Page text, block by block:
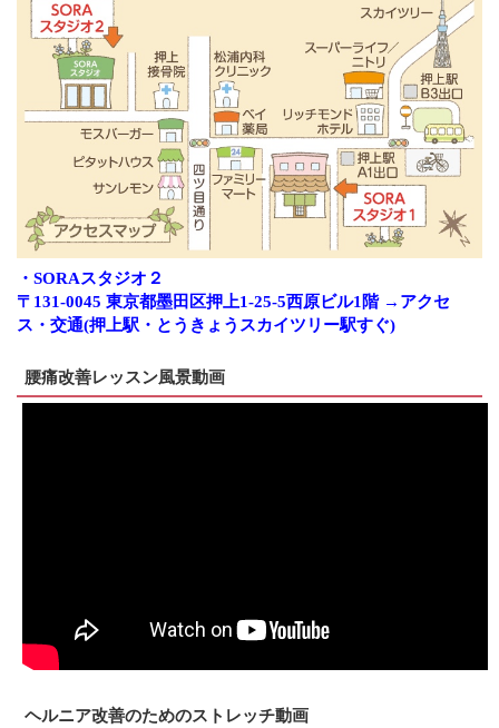
・SORAスタジオ２
〒131-0045 東京都墨田区押上1-25-5西原ビル1階 →アクセ
ス・交通(押上駅・とうきょうスカイツリー駅すぐ)
腰痛改善レッスン風景動画
ヘルニア改善のためのストレッチ動画